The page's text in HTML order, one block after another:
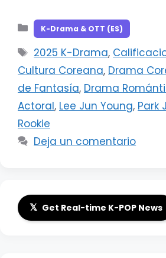
Categorías
K-Drama & OTT (ES)
Etiquetas
2025 K-Drama,
Cultura Coreana, Drama
de Fantasía, Drama
Actoral, Lee Jun Young, Park
Rookie
Deja un comentario
𝕏 Get Real-time K-POP News